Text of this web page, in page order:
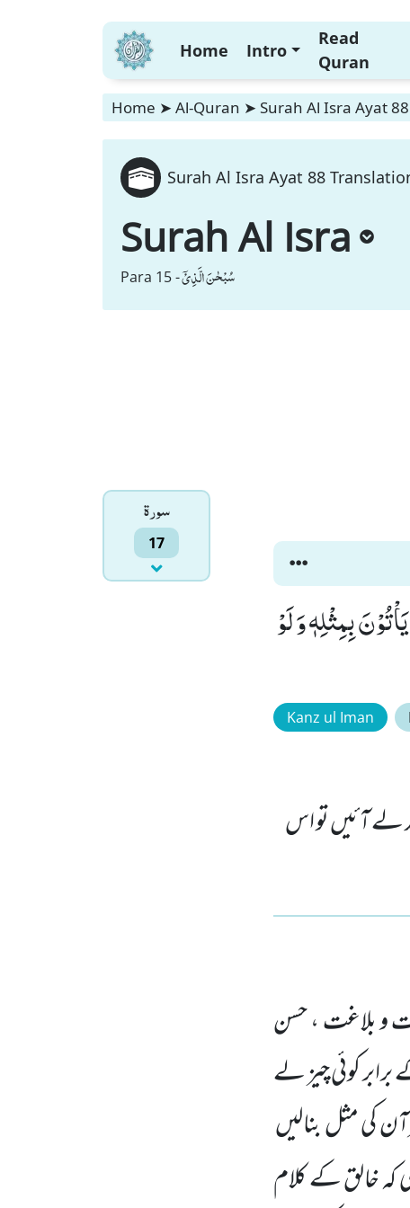
Home Intro
Read
Quran
Home ➤ Al-Quran ➤ Surah Al Isra Ayat
Surah Al Isra Ayat 88
Surah Al Isra
Para 15 -سُبْحٰنَ الَّذِیْۤ
سورۃ
17
بِمِثْلِهٖ وَ لَوْ
Kanz ul Iman
لے آئیں تو اس
و بلاغت ، حسن
کوئی چیز لے
کی مثل بنالیں
کہ خالق کےکلام